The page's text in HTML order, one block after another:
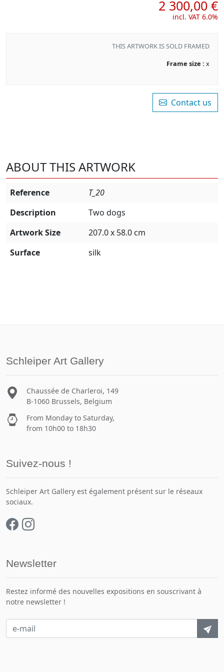
2 300,00 €
incl. VAT 6.0%
THIS ARTWORK IS SOLD FRAMED
Frame size : x
Contact us
ABOUT THIS ARTWORK
Reference
T_20
Description
Two dogs
Artwork Size
207.0 x 58.0 cm
Surface
silk
Schleiper Art Gallery
Chaussée de Charleroi, 149
B-1060 Brussels, Belgium
From Monday to Saturday,
from 10h00 to 18h30
Suivez-nous !
Schleiper Art Gallery est également présent sur le réseaux
sociaux.
Newsletter
Restez informé des nouvelles expositions en souscrivant à
notre newsletter !